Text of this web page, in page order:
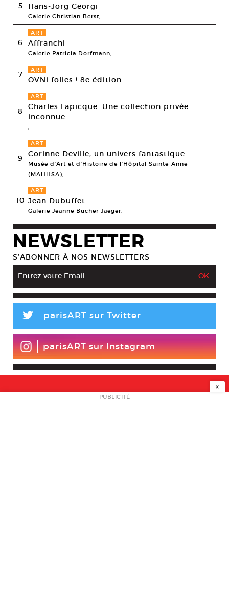
5 Hans-Jörg Georgi
Galerie Christian Berst,
6
ART
Affranchi
Galerie Patricia Dorfmann,
7 ART
OVNi folies ! 8e édition
8
ART
Charles Lapicque. Une collection privée
inconnue
9
ART
Corinne Deville, un univers fantastique
Musée d’Art et d’Histoire de l’Hôpital Sainte-Anne
(MAHHSA),
10
ART
Jean Dubuffet
Galerie Jeanne Bucher Jaeger,
NEWSLETTER
S’ABONNER À NOS NEWSLETTERS
L parisART sur Twitter
parisART sur Instagram
NEWSLETTER
×
PUBLICITÉ